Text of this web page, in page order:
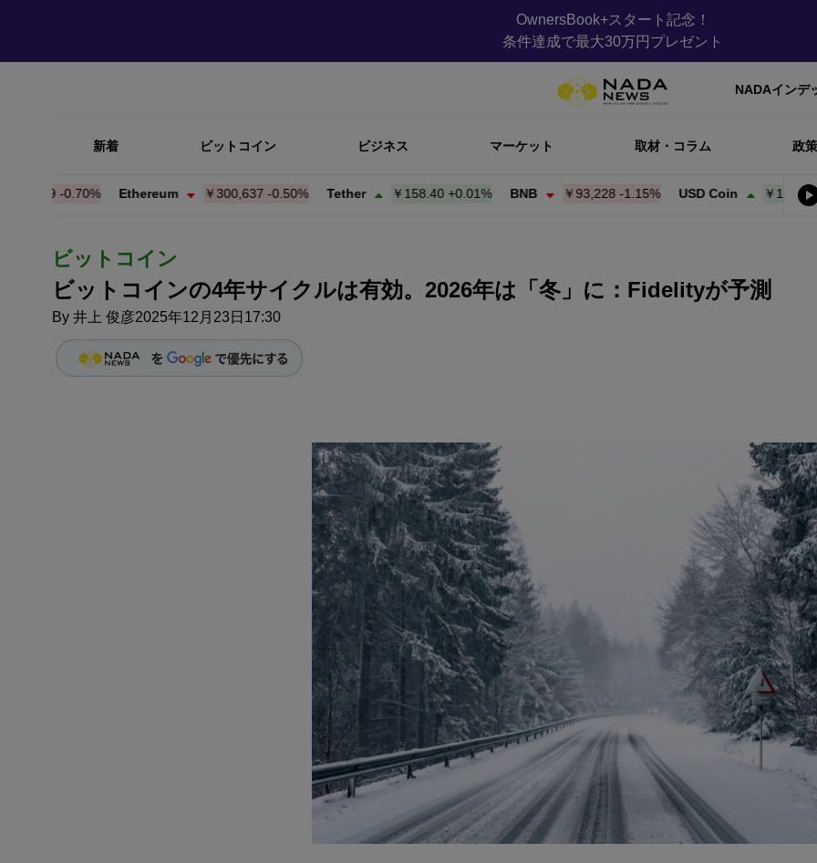
OwnersBook+スタート記念！
条件達成で最大30万円プレゼント
NADAインデ
新着 ビットコイン ビジネス マーケット 取材・コラム 政
-0.70% Ethereum ￥300,637-0.50% Tether ￥158.40+0.01% BNB ￥93,228-1.15% USD Coin ￥158.52
ビットコイン
ビットコインの4年サイクルは有効。2026年は「冬」に：Fidelityが予測
By 井上 俊彦2025年12月23日17:30